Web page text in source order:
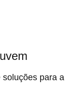
para a